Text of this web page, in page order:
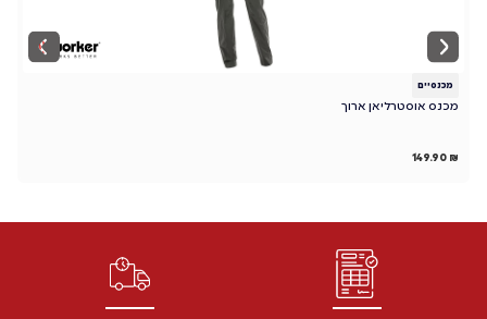
מכנסיים
מכנס אוסטרליאן ארוך
149.90 ₪